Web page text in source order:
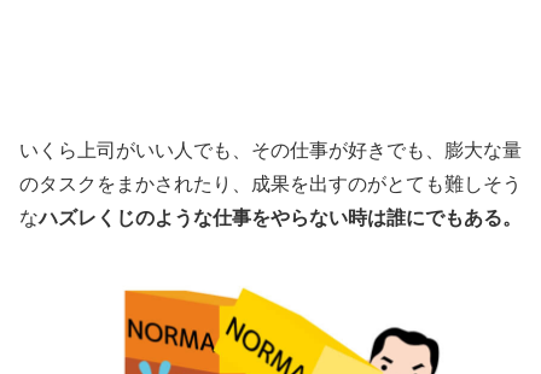
いくら上司がいい人でも、その仕事が好きでも、膨大な量
のタスクをまかされたり、成果を出すのがとても難しそう
なハズレくじのような仕事をやらない時は誰にでもある。